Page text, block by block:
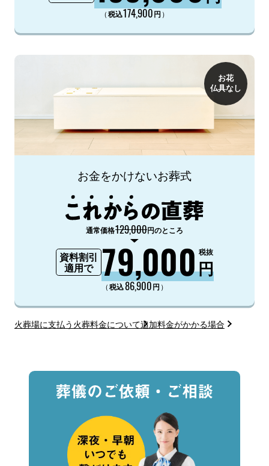
（税込174,900円 ）
お花
仏具なし
お金をかけないお葬式
通常価格129,000円のところ
資料割引
適用で
79,000円
税抜
（税込86,900円 ）
火葬場に支払う火葬料金について追加料金がかかる場合